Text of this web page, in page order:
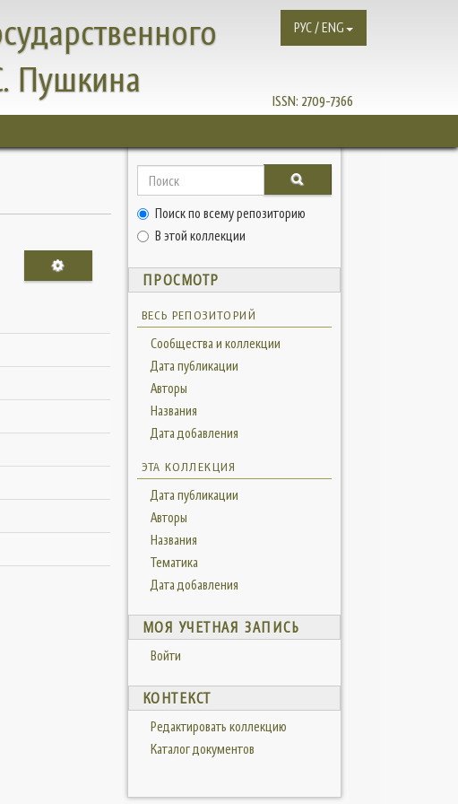
Пушкина
ISSN: 2709-7366
РУС / ENG
Поиск по всему репозиторию
В этой коллекции
ПРОСМОТР
ВЕСЬ РЕПОЗИТОРИЙ
Сообщества и коллекции
Дата публикации
Авторы
Названия
Дата добавления
ЭТА КОЛЛЕКЦИЯ
Дата публикации
Авторы
Названия
Тематика
Дата добавления
МОЯ УЧЕТНАЯ ЗАПИСЬ
Войти
КОНТЕКСТ
Редактировать коллекцию
Каталог документов